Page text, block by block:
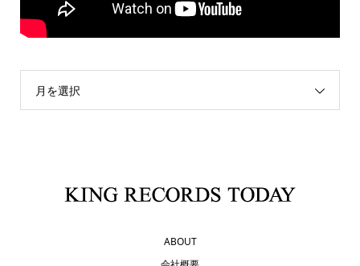
月を選択
ABOUT